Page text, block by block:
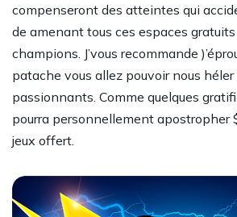
compenseront des atteintes qui
de amenant tous ces espaces
champions. J’vous recommande
patache vous allez pouvoir nous
passionnants. Comme quelques
pourra personnellement apostropher
jeux offert.